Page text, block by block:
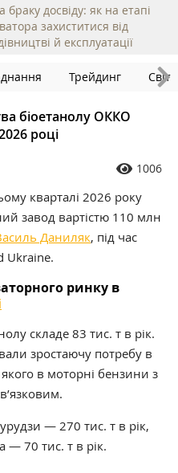
браку досвіду: як на етапі
захиститися від
й експлуатації
Трейдинг Світ
біоетанолу ОККО
році
1006
кварталі 2026 року
завод вартістю 110 млн
Даниляк, під час
Ukraine.
ринку в
складе 83 тис. т в рік.
зростаючу потребу в
в моторні бензини з
— 270 тис. т в рік,
— 70 тис. т в рік.